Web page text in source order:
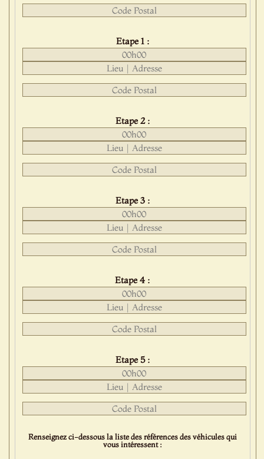
Etape 1 :
Etape 2 :
Etape 3 :
Etape 4 :
Etape 5 :
Renseignez ci-dessous la liste des références des véhicules qui
vous intéressent :